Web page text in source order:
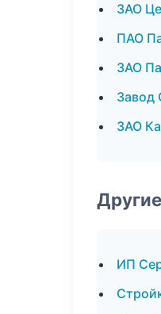
ЗАО
ПАО
ЗАО
Завод
ЗАО
ИП